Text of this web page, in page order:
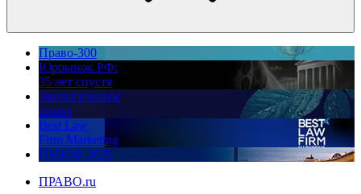
Право-300
Юррынок РФ:
35 лет спустя
Экологическое
право
Best Law
Firm Marketing
ПМЮФ 2026
ПРАВО.ru